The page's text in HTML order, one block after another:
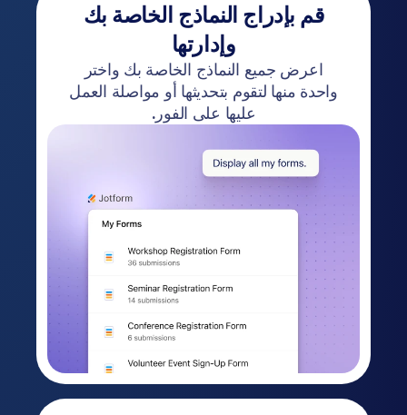
قم بإدراج النماذج الخاصة بك
وإدارتها
اعرض جميع النماذج الخاصة بك واختر
واحدة منها لتقوم بتحديثها أو مواصلة العمل
عليها على الفور.